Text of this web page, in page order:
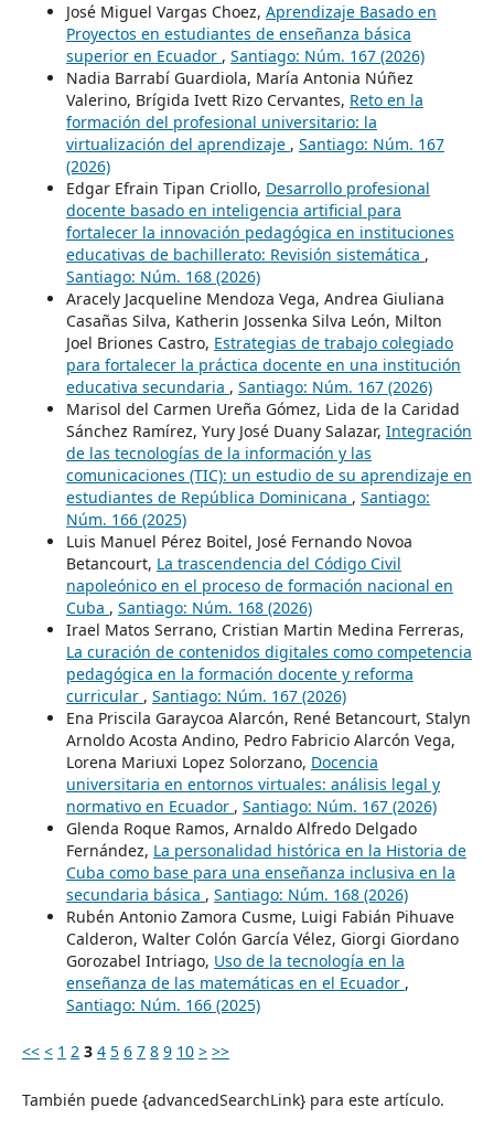
José Miguel Vargas Choez, Aprendizaje Basado en
Proyectos en estudiantes de enseñanza básica
superior en Ecuador , Santiago: Núm. 167 (2026)
Nadia Barrabí Guardiola, María Antonia Núñez
Valerino, Brígida Ivett Rizo Cervantes, Reto en la
formación del profesional universitario: la
virtualización del aprendizaje , Santiago: Núm. 167
(2026)
Edgar Efrain Tipan Criollo, Desarrollo profesional
docente basado en inteligencia artificial para
fortalecer la innovación pedagógica en instituciones
educativas de bachillerato: Revisión sistemática ,
Santiago: Núm. 168 (2026)
Aracely Jacqueline Mendoza Vega, Andrea Giuliana
Casañas Silva, Katherin Jossenka Silva León, Milton
Joel Briones Castro, Estrategias de trabajo colegiado
para fortalecer la práctica docente en una institución
educativa secundaria , Santiago: Núm. 167 (2026)
Marisol del Carmen Ureña Gómez, Lida de la Caridad
Sánchez Ramírez, Yury José Duany Salazar, Integración
de las tecnologías de la información y las
comunicaciones (TIC): un estudio de su aprendizaje en
estudiantes de República Dominicana , Santiago:
Núm. 166 (2025)
Luis Manuel Pérez Boitel, José Fernando Novoa
Betancourt, La trascendencia del Código Civil
napoleónico en el proceso de formación nacional en
Cuba , Santiago: Núm. 168 (2026)
Irael Matos Serrano, Cristian Martin Medina Ferreras,
La curación de contenidos digitales como competencia
pedagógica en la formación docente y reforma
curricular , Santiago: Núm. 167 (2026)
Ena Priscila Garaycoa Alarcón, René Betancourt, Stalyn
Arnoldo Acosta Andino, Pedro Fabricio Alarcón Vega,
Lorena Mariuxi Lopez Solorzano, Docencia
universitaria en entornos virtuales: análisis legal y
normativo en Ecuador , Santiago: Núm. 167 (2026)
Glenda Roque Ramos, Arnaldo Alfredo Delgado
Fernández, La personalidad histórica en la Historia de
Cuba como base para una enseñanza inclusiva en la
secundaria básica , Santiago: Núm. 168 (2026)
Rubén Antonio Zamora Cusme, Luigi Fabián Pihuave
Calderon, Walter Colón García Vélez, Giorgi Giordano
Gorozabel Intriago, Uso de la tecnología en la
enseñanza de las matemáticas en el Ecuador ,
Santiago: Núm. 166 (2025)
<< < 1 2 3 4 5 6 7 8 9 10 > >>
También puede {advancedSearchLink} para este artículo.